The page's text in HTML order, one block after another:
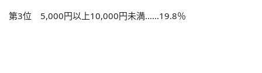
第3位 5,000円以上10,000円未満……19.8％